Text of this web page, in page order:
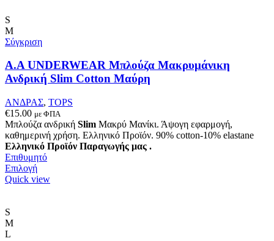
S
M
Σύγκριση
A.A UNDERWEAR Μπλούζα Μακρυμάνικη
Ανδρική Slim Cotton Μαύρη
ΑΝΔΡΑΣ, TOPS
€15.00 με ΦΠΑ
Μπλούζα ανδρική Slim Μακρύ Μανίκι. Άψογη εφαρμογή,
καθημερινή χρήση. Ελληνικό Προϊόν. 90% cotton-10% elastane
Ελληνικό Προϊόν Παραγωγής μας .
Επιθυμητό
ΕπιλογήΑυτό
το
Quick view
S
M
L